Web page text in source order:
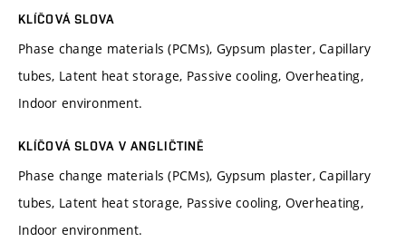
KLÍČOVÁ SLOVA
Phase change materials (PCMs), Gypsum plaster, Capillary
tubes, Latent heat storage, Passive cooling, Overheating,
Indoor environment.
KLÍČOVÁ SLOVA V ANGLIČTINĚ
Phase change materials (PCMs), Gypsum plaster, Capillary
tubes, Latent heat storage, Passive cooling, Overheating,
Indoor environment.